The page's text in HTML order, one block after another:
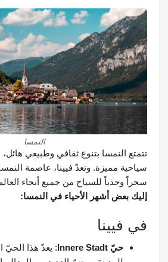
النمسا
تتمتع النمسا بتنوع ثقافي وطبيعي
سياحية مميزة. وتعدّ فيينا، عاصمة
سحراً وجذباً للسياح من جميع أنحاء
إليك بعض أشهر الأحياء في النمسا:
في فيينا
حيّ Innere Stadt
: يعدّ هذا الحيّ